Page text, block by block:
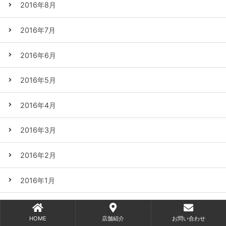
2016年8月
2016年7月
2016年6月
2016年5月
2016年4月
2016年3月
2016年2月
2016年1月
2015年12月
HOME 店舗紹介 お問い合わせ